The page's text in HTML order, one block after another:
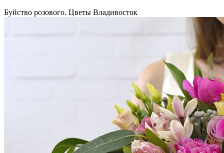
Буйство розового. Цветы Владивосток